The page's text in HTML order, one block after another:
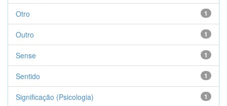
1
Otro
1
Outro
1
Sense
1
Sentido
1
Significação (Psicologia)